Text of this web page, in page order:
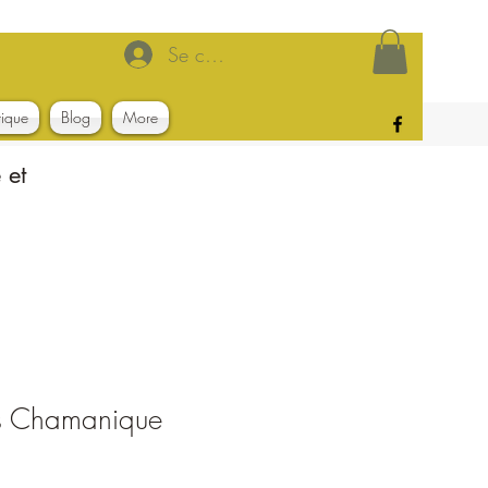
Se connecter
Blog More
et
Chamanique